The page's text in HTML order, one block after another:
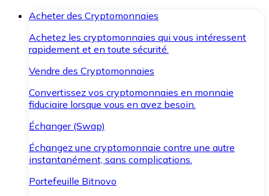
Acheter des Cryptomonnaies
Achetez les cryptomonnaies qui vous intéressent
rapidement et en toute sécurité.
Vendre des Cryptomonnaies
Convertissez vos cryptomonnaies en monnaie
fiduciaire lorsque vous en avez besoin.
Échanger (Swap)
Échangez une cryptomonnaie contre une autre
instantanément, sans complications.
Portefeuille Bitnovo